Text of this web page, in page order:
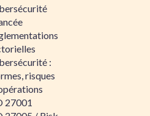
:
risques
27001